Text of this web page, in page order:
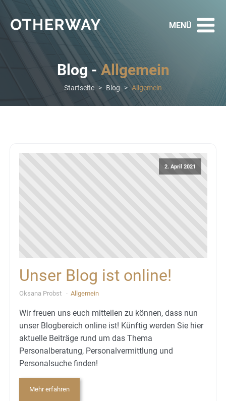
Blog -Allgemein
Startseite > Blog > Allgemein
2. April 2021
Unser Blog ist online!
Oksana Probst Allgemein
Wir freuen uns euch mitteilen zu können, dass nun
unser Blogbereich online ist! Künftig werden Sie hier
aktuelle Beiträge rund um das Thema
Personalberatung, Personalvermittlung und
Personalsuche finden!
Mehr erfahren